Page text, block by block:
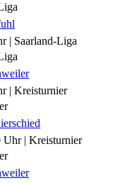
| Saarland-Liga
| Kreisturnier
Uhr | Kreisturnier